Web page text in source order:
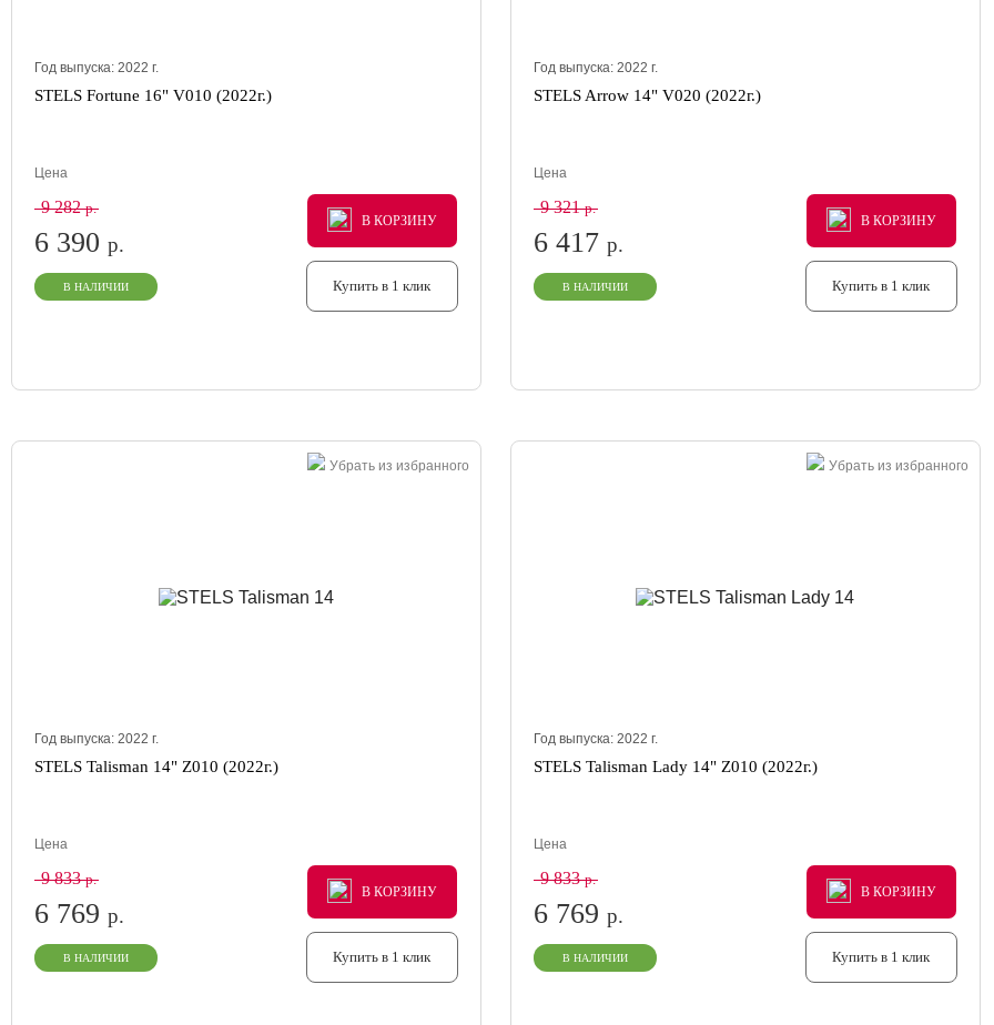
Год выпуска: 2022 г.
STELS Fortune 16" V010 (2022г.)
Цена
9 282р.
6 390 р.
В НАЛИЧИИ
В КОРЗИНУ
В КОРЗИНУ
В КОРЗИНУ
Купить в 1 клик
Год выпуска:2022г.
STELS Arrow 14" V020 (2022г.)
Цена
9 321р.
6 417р.
В НАЛИЧИИ
В КОРЗИНУ
В КОРЗИНУ
В КОРЗИНУ
Купить в 1 клик
Убрать из избранного
Год выпуска: 2022 г.
STELS Talisman 14" Z010 (2022г.)
Цена
9 833р.
6 769 р.
В НАЛИЧИИ
В КОРЗИНУ
В КОРЗИНУ
В КОРЗИНУ
Купить в 1 клик
Убрать из избранного
Год выпуска:2022г.
STELS Talisman Lady 14" Z010 (2022г.)
Цена
9 833р.
6 769р.
В НАЛИЧИИ
В КОРЗИНУ
В КОРЗИНУ
В КОРЗИНУ
Купить в 1 клик